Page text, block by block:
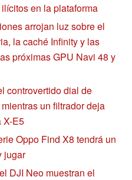
en la plataforma
arrojan luz sobre el
la caché Infinity y las
próximas GPU Navi 48 y
controvertido dial de
un filtrador deja
X-E5
Oppo Find X8 tendrá un
jugar
DJI Neo muestran el